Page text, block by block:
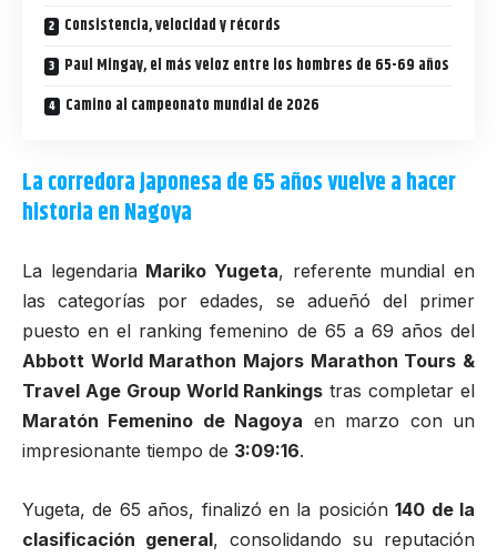
Consistencia, velocidad y récords
Paul Mingay, el más veloz entre los hombres de 65-69 años
Camino al campeonato mundial de 2026
La corredora japonesa de 65 años vuelve a hacer
historia en Nagoya
La legendaria Mariko Yugeta, referente mundial en
las categorías por edades, se adueñó del primer
puesto en el ranking femenino de 65 a 69 años del
Abbott World Marathon Majors Marathon Tours &
Travel Age Group World Rankings tras completar el
Maratón Femenino de Nagoya en marzo con un
impresionante tiempo de 3:09:16.
Yugeta, de 65 años, finalizó en la posición140 de la
clasificación general, consolidando su reputación